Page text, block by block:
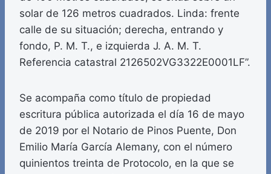
solar de 126 metros cuadrados. Linda: frente
calle de su situación; derecha, entrando y
fondo, P. M. T., e izquierda J. A. M. T.
Referencia catastral 2126502VG3322E0001LF”.
Se acompaña como título de propiedad
escritura pública autorizada el día 16 de mayo
de 2019 por el Notario de Pinos Puente, Don
Emilio María García Alemany, con el número
quinientos treinta de Protocolo, en la que se